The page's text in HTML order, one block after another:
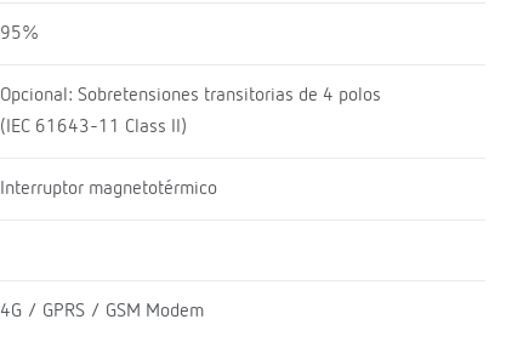
95%
Opcional: Sobretensiones transitorias de 4 polos
(IEC 61643-11 Class II)
Interruptor magnetotérmico
4G / GPRS / GSM Modem